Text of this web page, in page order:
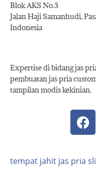
Blok AKS No.3
Jalan Haji Samanhudi,
Indonesia
Expertise di bidang jas
pembuatan jas pria
tampilan modis kekinian.
tempat jahit jas pria